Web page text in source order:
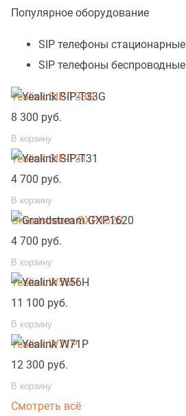
Популярное оборудование
SIP телефоны стационарные
SIP телефоны беспроводные
Yealink SIP-T33G
8 300 руб.
В корзину
Yealink SIP-T31
4 700 руб.
В корзину
Grandstream GXP1620
4 700 руб.
В корзину
Yealink W56H
11 100 руб.
В корзину
Yealink W71P
12 300 руб.
В корзину
Смотреть всё